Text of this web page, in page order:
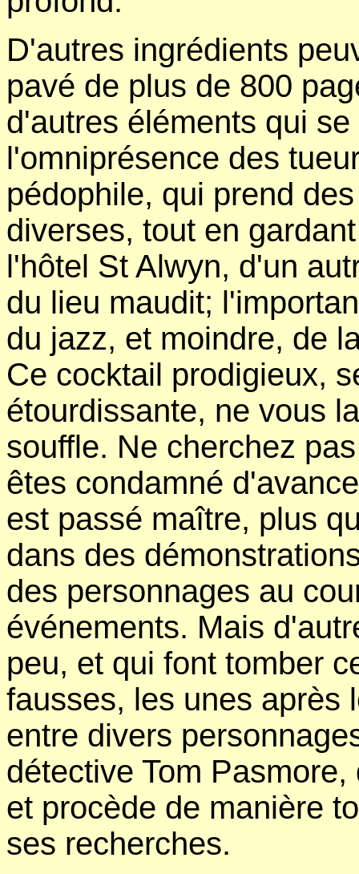
D'autres ingrédients
pavé de plus de 800
d'autres éléments qui
l'omniprésence des
pédophile, qui prend
diverses, tout en
l'hôtel St Alwyn, d'un
du lieu maudit;
du jazz, et moindre, de
Ce cocktail prodigieux,
étourdissante, ne vous
souffle. Ne cherchez
êtes condamné
est passé maître, plus
dans des
des personnages au
événements. Mais
peu, et qui font tomber
fausses, les unes après
entre divers
détective Tom
et procède de manière
ses recherches.